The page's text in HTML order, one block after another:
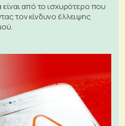
είναι από το ισχυρότερο που
τον κίνδυνο έλλειψης